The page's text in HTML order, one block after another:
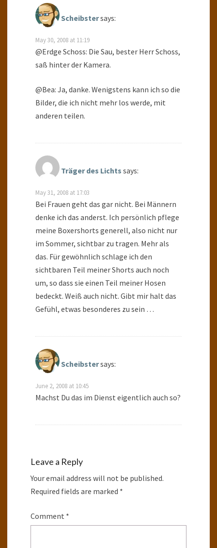
Scheibstersays:
May 30, 2008 at 11:19
@Erdge Schoss: Die Sau, bester Herr Schoss,
saß hinter der Kamera.
@Bea: Ja, danke. Wenigstens kann ich so die
Bilder, die ich nicht mehr los werde, mit
anderen teilen.
Träger des Lichts says:
May 31, 2008 at 17:03
Bei Frauen geht das gar nicht. Bei Männern
denke ich das anderst. Ich persönlich pflege
meine Boxershorts generell, also nicht nur
im Sommer, sichtbar zu tragen. Mehr als
das. Für gewöhnlich schlage ich den
sichtbaren Teil meiner Shorts auch noch
um, so dass sie einen Teil meiner Hosen
bedeckt. Weiß auch nicht. Gibt mir halt das
Gefühl, etwas besonderes zu sein …
Scheibstersays:
June 2, 2008 at 10:45
Machst Du das im Dienst eigentlich auch so?
Leave a Reply
Your email address will not be published.
Required fields are marked *
Comment *